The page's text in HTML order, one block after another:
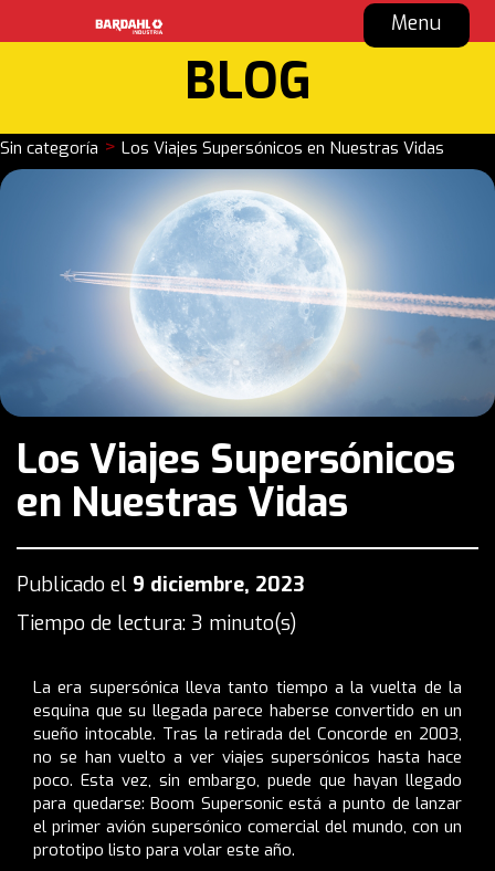
Menu
BLOG
Sin categoría > Los Viajes Supersónicos en Nuestras Vidas
Los Viajes Supersónicos
en Nuestras Vidas
Publicado el 9 diciembre, 2023
Tiempo de lectura: 3 minuto(s)
La era supersónica lleva tanto tiempo a la vuelta de la
esquina que su llegada parece haberse convertido en un
sueño intocable. Tras la retirada del Concorde en 2003,
no se han vuelto a ver viajes supersónicos hasta hace
poco. Esta vez, sin embargo, puede que hayan llegado
para quedarse: Boom Supersonic está a punto de lanzar
el primer avión supersónico comercial del mundo, con un
prototipo listo para volar este año.